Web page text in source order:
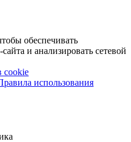
обеспечивать
и анализировать сетевой
cookie
использования